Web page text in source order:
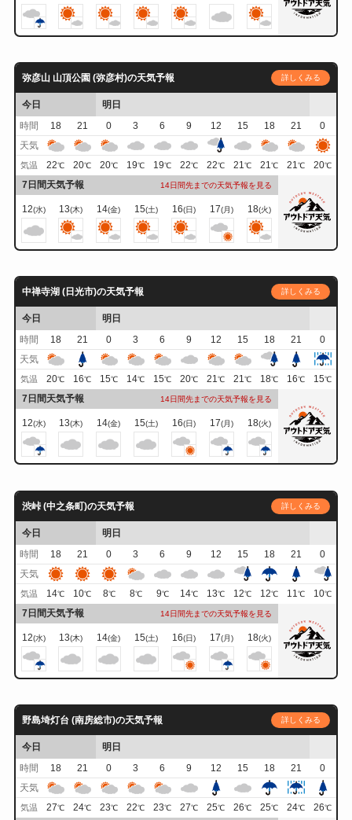
弥彦山 山頂公園 (弥彦村)の天気予報 詳しくみる
今日
明日
時間
18 21 0 3 6 9 12 15 18 21
0
天気
気温 22℃ 20℃ 20℃ 19℃ 19℃ 22℃ 22℃ 21℃ 21℃ 21℃ 20℃
7日間天気予報 14日間先までの天気予報を見る
12(水) 13(木) 14(金) 15(土) 16(日) 17(月) 18(火)
中禅寺湖 (日光市)の天気予報 詳しくみる
今日
明日
時間
18 21 0 3 6 9 12 15 18 21
0
天気
気温 20℃ 16℃ 15℃ 14℃ 15℃ 20℃ 21℃ 21℃ 18℃ 16℃ 15℃
7日間天気予報 14日間先までの天気予報を見る
12(水) 13(木) 14(金) 15(土) 16(日) 17(月) 18(火)
渋峠 (中之条町)の天気予報 詳しくみる
今日
明日
時間
18 21 0 3 6 9 12 15 18 21
0
天気
気温 14℃ 10℃ 8℃ 8℃ 9℃ 14℃ 13℃ 12℃ 12℃ 11℃ 10℃
7日間天気予報 14日間先までの天気予報を見る
12(水) 13(木) 14(金) 15(土) 16(日) 17(月) 18(火)
野島埼灯台 (南房総市)の天気予報 詳しくみる
今日
明日
時間
18 21 0 3 6 9 12 15 18 21
0
天気
気温 27℃ 24℃ 23℃ 22℃ 23℃ 27℃ 25℃ 26℃ 25℃ 24℃ 26℃